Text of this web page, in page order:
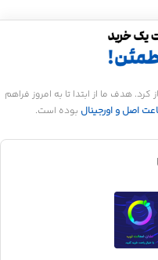
ساعت جَم فعالیت خود را از سال 1401 آغاز کرد. هدف ما از ابتدا تا به امروز فراهم
اصل و اورجینال بوده است.